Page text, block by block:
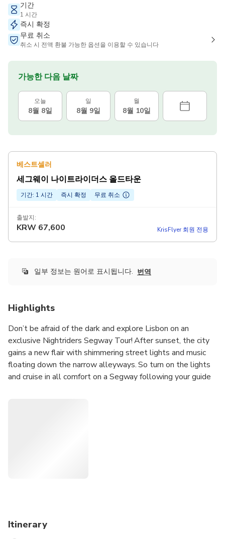
기간
1 시간
즉시 확정
무료 취소
취소 시 전액 환불 가능한 옵션을 이용할 수 있습니다
가능한 다음 날짜
오늘
8월 8일
일
8월 9일
월
8월 10일
베스트셀러
세그웨이 나이트라이더스 올드타운
기간: 1 시간 즉시 확정 무료 취소
출발지:
KRW 67,600 KrisFlyer 회원 전용
일부 정보는 원어로 표시됩니다. 번역
Highlights
Don’t be afraid of the dark and explore Lisbon on an
exclusive Nightriders Segway Tour! After sunset, the city
gains a new flair with shimmering street lights and music
floating down the narrow alleyways. So turn on the lights
and cruise in all comfort on a Segway following your guide
Itinerary